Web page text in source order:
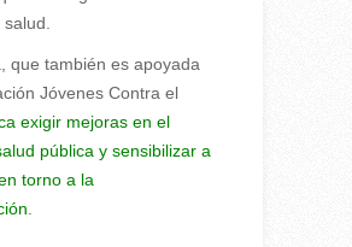
que también es apoyada
Jóvenes Contra el
exigir mejoras en el
pública y sensibilizar a
torno a la